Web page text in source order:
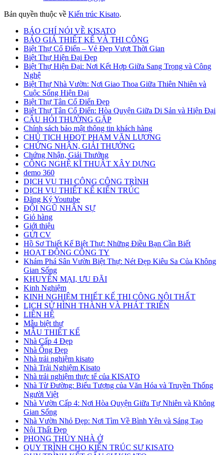
Bản quyền thuộc về Kiến trúc Kisato.
BÁO CHÍ NÓI VỀ KISATO
BÁO GIÁ THIẾT KẾ VÀ THI CÔNG
Biệt Thự Cổ Điển – Vẻ Đẹp Vượt Thời Gian
Biệt Thự Hiện Đại Đẹp
Biệt Thự Hiện Đại: Nơi Kết Hợp Giữa Sang Trọng và Công
Nghệ
Biệt Thự Nhà Vườn: Nơi Giao Thoa Giữa Thiên Nhiên và
Cuộc Sống Hiện Đại
Biệt Thự Tân Cổ Điển Đẹp
Biệt Thự Tân Cổ Điển: Hòa Quyện Giữa Di Sản và Hiện Đại
CÂU HỎI THƯỜNG GẶP
Chính sách bảo mật thông tin khách hàng
CHỦ TỊCH HĐQT PHẠM VĂN LƯƠNG
CHỨNG NHẬN, GIẢI THƯỞNG
Chứng Nhận, Giải Thưởng
CÔNG NGHỆ KĨ THUẬT XÂY DỰNG
demo 360
DỊCH VỤ THI CÔNG CÔNG TRÌNH
DỊCH VỤ THIẾT KẾ KIẾN TRÚC
Đăng Ký Youtube
ĐỘI NGŨ NHÂN SỰ
Giỏ hàng
Giới thiệu
GỬI CV
Hồ Sơ Thiết Kế Biệt Thự: Những Điều Bạn Cần Biết
HOẠT ĐỘNG CÔNG TY
Khám Phá Sân Vườn Biệt Thự: Nét Đẹp Kiêu Sa Của Không
Gian Sống
KHUYẾN MẠI, ƯU ĐÃI
Kinh Nghiệm
KINH NGHIỆM THIẾT KẾ THI CÔNG NỘI THẤT
LỊCH SỬ HÌNH THÀNH VÀ PHÁT TRIỂN
LIÊN HỆ
Mẫu biệt thự
MẪU THIẾT KẾ
Nhà Cấp 4 Đẹp
Nhà Ống Đẹp
Nhà trải nghiệm kisato
Nhà Trải Nghiệm Kisato
Nhà trải nghiệm thực tế của KISATO
Nhà Từ Đường: Biểu Tượng của Văn Hóa và Truyền Thống
Người Việt
Nhà Vườn Cấp 4: Nơi Hòa Quyện Giữa Tự Nhiên và Không
Gian Sống
Nhà Vườn Nhỏ Đẹp: Nơi Tìm Về Bình Yên và Sáng Tạo
Nội Thất Đẹp
PHONG THỦY NHÀ Ở
QUY TRÌNH CHO KIẾN TRÚC SƯ KISATO